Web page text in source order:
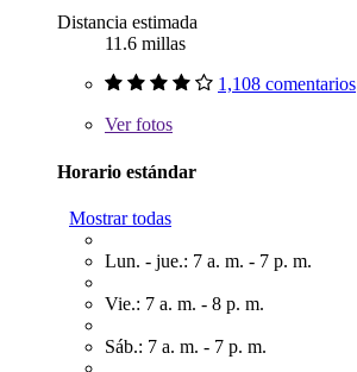
Distancia estimada
11.6 millas
1,108 comentarios
Verfotos
Horario estándar
Mostrar todas
Lun. - jue.: 7 a. m. - 7 p. m.
Vie.: 7 a. m. - 8 p. m.
Sáb.: 7 a. m. - 7 p. m.